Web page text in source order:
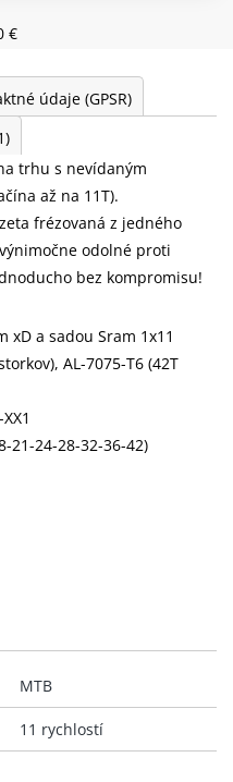
€
údaje (GPSR)
trhu s nevídaným
až na 11T).
frézovaná z jedného
odolné proti
bez kompromisu!
a sadou Sram 1x11
AL-7075-T6 (42T
21-24-28-32-36-42)
MTB
11 rychlostí